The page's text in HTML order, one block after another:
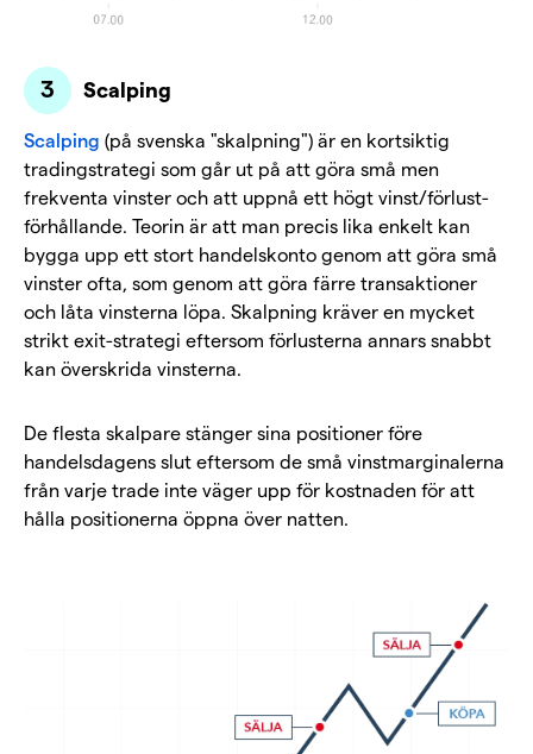
Scalping
Scalping (på svenska "skalpning") är en kortsiktig
tradingstrategi som går ut på att göra små men
frekventa vinster och att uppnå ett högt vinst/förlust-
förhållande. Teorin är att man precis lika enkelt kan
bygga upp ett stort handelskonto genom att göra små
vinster ofta, som genom att göra färre transaktioner
och låta vinsterna löpa. Skalpning kräver en mycket
strikt exit-strategi eftersom förlusterna annars snabbt
kan överskrida vinsterna.
De flesta skalpare stänger sina positioner före
handelsdagens slut eftersom de små vinstmarginalerna
från varje trade inte väger upp för kostnaden för att
hålla positionerna öppna över natten.